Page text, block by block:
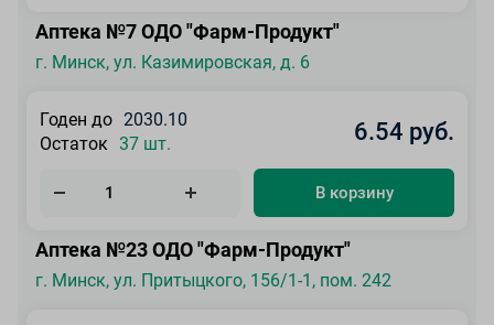
Аптека №7 ОДО "Фарм-Продукт"
г. Минск, ул. Казимировская, д. 6
Годен до 2030.10
Остаток 37 шт. 6.54 руб.
В корзину
Аптека №23 ОДО "Фарм-Продукт"
г. Минск, ул. Притыцкого, 156/1-1, пом. 242